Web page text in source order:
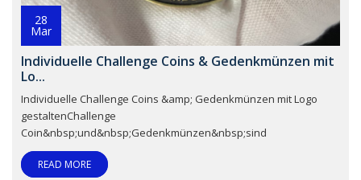
28
Mar
Individuelle Challenge Coins & Gedenkmünzen mit
Lo...
Individuelle Challenge Coins &amp; Gedenkmünzen mit Logo
gestaltenChallenge
Coin&nbsp;und&nbsp;Gedenkmünzen&nbsp;sind
READ MORE